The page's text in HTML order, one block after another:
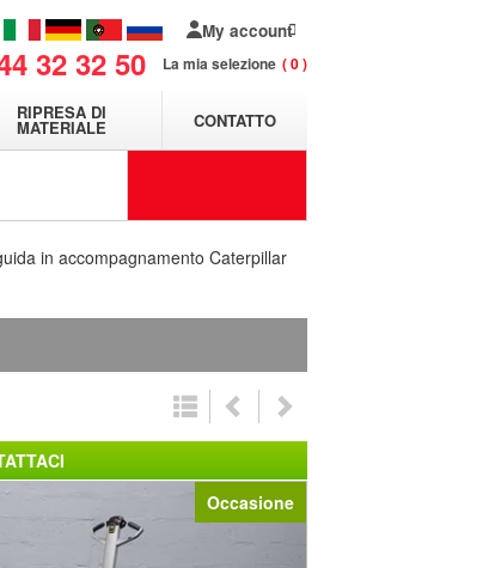
32 32 50
My account
La mia selezione 0
RIPRESA DI
MATERIALE CONTATTO
in accompagnamento Caterpillar
Occasione